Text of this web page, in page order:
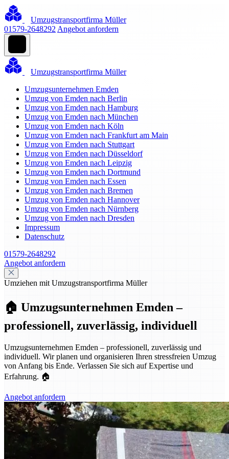
Umzugstransportfirma Müller
01579-2648292 Angebot anfordern
Umzugstransportfirma Müller
Umzugsunternehmen Emden
Umzug von Emden nach Berlin
Umzug von Emden nach Hamburg
Umzug von Emden nach München
Umzug von Emden nach Köln
Umzug von Emden nach Frankfurt am Main
Umzug von Emden nach Stuttgart
Umzug von Emden nach Düsseldorf
Umzug von Emden nach Leipzig
Umzug von Emden nach Dortmund
Umzug von Emden nach Essen
Umzug von Emden nach Bremen
Umzug von Emden nach Hannover
Umzug von Emden nach Nürnberg
Umzug von Emden nach Dresden
Impressum
Datenschutz
01579-2648292
Angebot anfordern
Umziehen mit Umzugstransportfirma Müller
🏠 Umzugsunternehmen Emden –
professionell, zuverlässig, individuell
Umzugsunternehmen Emden – professionell, zuverlässig und
individuell. Wir planen und organisieren Ihren stressfreien Umzug
von Anfang bis Ende. Verlassen Sie sich auf Expertise und
Erfahrung. 🏠
Angebot anfordern